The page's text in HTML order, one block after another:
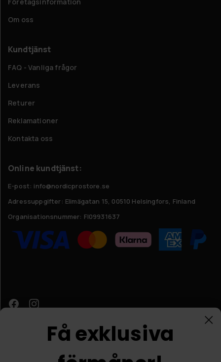
Om oss
Kundtjänst
FAQ - Vanliga frågor
Leverans
Returer
Reklamationer
Kontakta oss
Online kundtjänst:
E-post: info@nordicprostore.se
Adressuppgifter: Elimägatan 15, 00510 Helsingfors, Finland
Organisationsnummer: FI09931637
Få exklusiva